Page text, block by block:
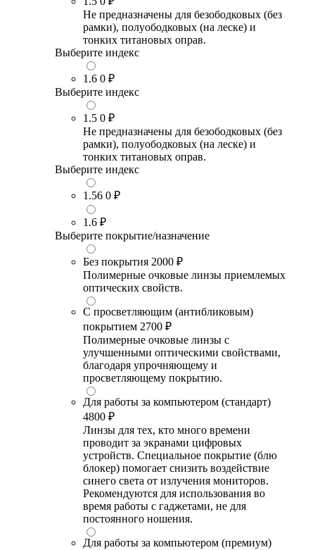
Не предназначены для безободковых (без
рамки), полуободковых (на леске) и
тонких титановых оправ.
Выберите индекс
1.6 0 ₽
Выберите индекс
1.5 0 ₽
Не предназначены для безободковых (без
рамки), полуободковых (на леске) и
тонких титановых оправ.
Выберите индекс
1.56 0 ₽
1.6 ₽
Выберите покрытие/назначение
Без покрытия 2000 ₽
Полимерные очковые линзы приемлемых
оптических свойств.
С просветляющим (антибликовым)
покрытием 2700 ₽
Полимерные очковые линзы с
улучшенными оптическими свойствами,
благодаря упрочняющему и
просветляющему покрытию.
Для работы за компьютером (стандарт)
4800 ₽
Линзы для тех, кто много времени
проводит за экранами цифровых
устройств. Специальное покрытие (блю
блокер) помогает снизить воздействие
синего света от излучения мониторов.
Рекомендуются для использования во
время работы с гаджетами, не для
постоянного ношения.
Для работы за компьютером (премиум)